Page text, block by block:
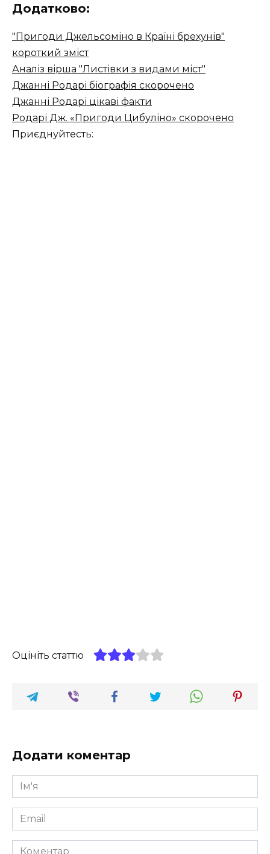
Додатково:
"Пригоди Джельсоміно в Країні брехунів"
короткий зміст
Аналіз вірша "Листівки з видами міст"
Джанні Родарі біографія скорочено
Джанні Родарі цікаві факти
Родарі Дж. «Пригоди Цибуліно» скорочено
Приєднуйтесть:
Оцініть статтю
Додати коментар
Ім'я
*
Email
*
Коментар